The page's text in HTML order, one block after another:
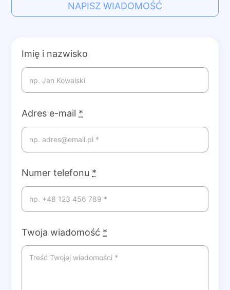
NAPISZ WIADOMOŚĆ
Imię i nazwisko
Adres e-mail *
Numer telefonu *
Twoja wiadomość *